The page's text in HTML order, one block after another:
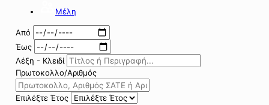
Μέλη
Από
Έως
Λέξη - Κλειδί
Πρωτοκολλο/Αριθμός
Επιλέξτε Έτος